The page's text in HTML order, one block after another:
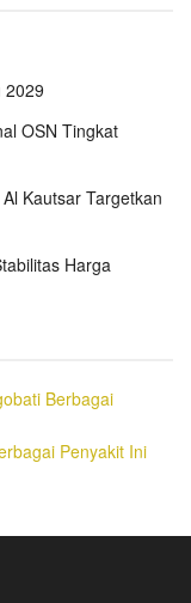
2029
OSN Tingkat
Kautsar Targetkan
Harga
Berbagai
Penyakit Ini